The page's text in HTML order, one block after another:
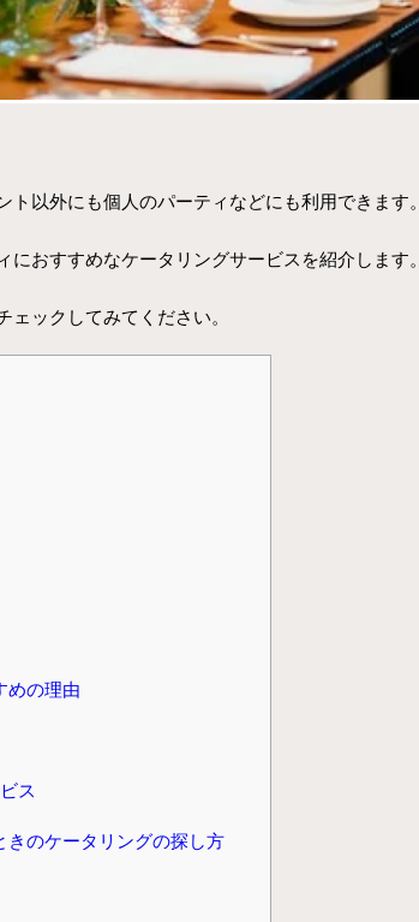
以外にも個人のパーティなどにも利用できます。
おすすめなケータリングサービスを紹介します。
ックしてみてください。
めの理由
ス
きのケータリングの探し方